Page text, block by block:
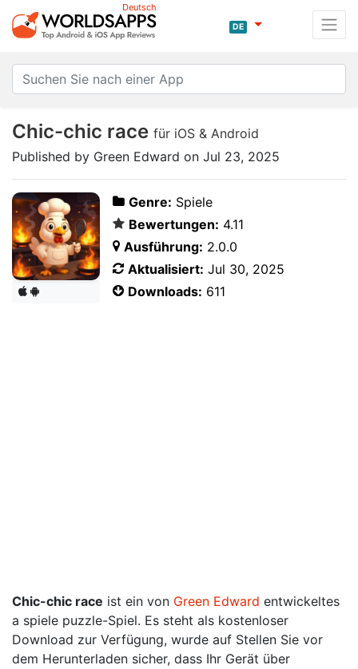
Deutsch
DE
Chic-chic race für iOS & Android
Published by Green Edward on Jul 23, 2025
Genre: Spiele
Bewertungen: 4.11
Ausführung: 2.0.0
Aktualisiert: Jul 30, 2025
Downloads: 611
Chic-chic race ist ein von Green Edward entwickeltes
a spiele puzzle-Spiel. Es steht als kostenloser
Download zur Verfügung, wurde auf Stellen Sie vor
dem Herunterladen sicher, dass Ihr Gerät über